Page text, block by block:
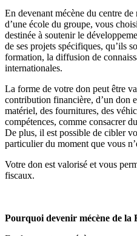
En devenant mécène du centre
d’une école du groupe, vous
destinée à soutenir le
de ses projets spécifiques, qu’ils
formation, la diffusion de
internationales.
La forme de votre don peut être
contribution financière, d’un don
matériel, des fournitures, des
compétences, comme consacrer
De plus, il est possible de cibler
particulier du moment que vous
Votre don est valorisé et vous
fiscaux.
Pourquoi devenir mécène de la